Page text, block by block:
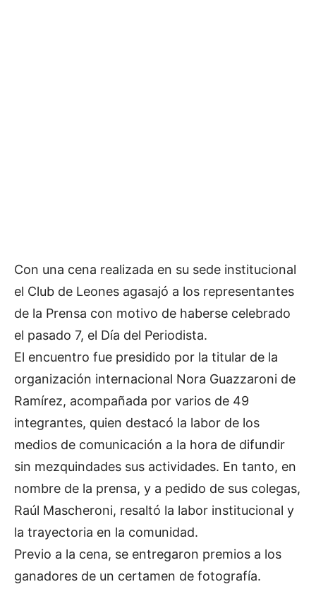
Con una cena realizada en su sede institucional
el Club de Leones agasajó a los representantes
de la Prensa con motivo de haberse celebrado
el pasado 7, el Día del Periodista.
El encuentro fue presidido por la titular de la
organización internacional Nora Guazzaroni de
Ramírez, acompañada por varios de 49
integrantes, quien destacó la labor de los
medios de comunicación a la hora de difundir
sin mezquindades sus actividades. En tanto, en
nombre de la prensa, y a pedido de sus colegas,
Raúl Mascheroni, resaltó la labor institucional y
la trayectoria en la comunidad.
Previo a la cena, se entregaron premios a los
ganadores de un certamen de fotografía.